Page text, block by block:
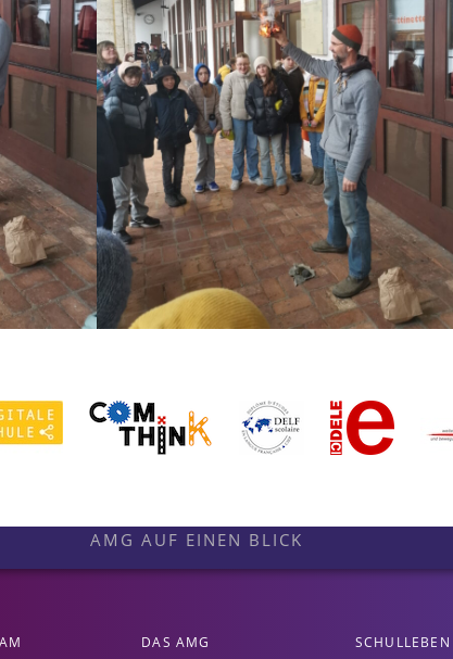
AMG AUF EINEN BLICK
DAS AMG SCHULLEBEN